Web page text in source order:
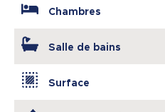
Chambres
Salle de bains
Surface